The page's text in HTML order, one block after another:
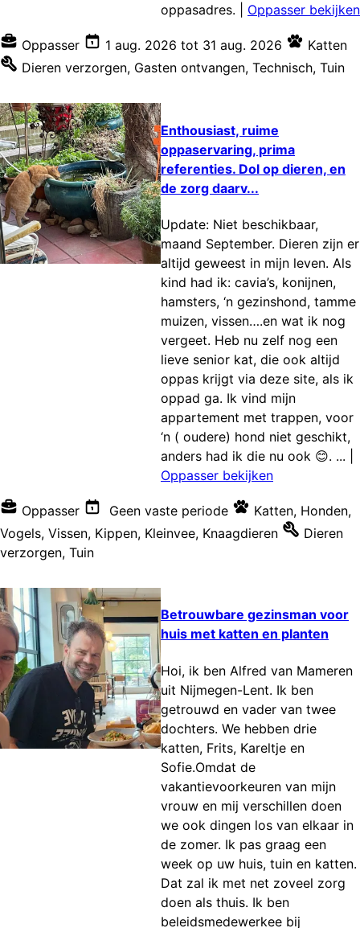
oppasadres.
Oppasser bekijken
Oppasser 1 aug. 2026 tot 31 aug. 2026
Katten
Dieren verzorgen, Gasten ontvangen, Technisch, Tuin
Enthousiast, ruime
oppaservaring, prima
referenties. Dol op dieren, en
de zorg daarv...
Update: Niet beschikbaar,
maand September. Dieren zijn er
altijd geweest in mijn leven. Als
kind had ik: cavia’s, konijnen,
hamsters, ‘n gezinshond, tamme
muizen, vissen….en wat ik nog
vergeet. Heb nu zelf nog een
lieve senior kat, die ook altijd
oppas krijgt via deze site, als ik
oppad ga. Ik vind mijn
appartement met trappen, voor
‘n ( oudere) hond niet geschikt,
anders had ik die nu ook 😊. ...
Oppasser bekijken
Oppasser Geen vaste periode Katten, Honden,
Vogels, Vissen, Kippen, Kleinvee, Knaagdieren
Dieren
verzorgen, Tuin
Betrouwbare gezinsman voor
huis met katten en planten
Hoi, ik ben Alfred van Mameren
uit Nijmegen-Lent. Ik ben
getrouwd en vader van twee
dochters. We hebben drie
katten, Frits, Kareltje en
Sofie.Omdat de
vakantievoorkeuren van mijn
vrouw en mij verschillen doen
we ook dingen los van elkaar in
de zomer. Ik pas graag een
week op uw huis, tuin en katten.
Dat zal ik met net zoveel zorg
doen als thuis. Ik ben
beleidsmedewerkee bij